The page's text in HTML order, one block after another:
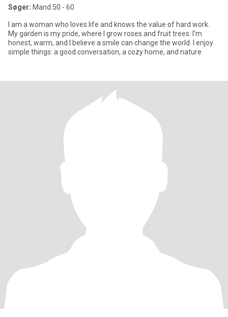
Søger: Mand 50 - 60
I am a woman who loves life and knows the value of hard work.
My garden is my pride, where I grow roses and fruit trees. I’m
honest, warm, and I believe a smile can change the world. I enjoy
simple things: a good conversation, a cozy home, and nature